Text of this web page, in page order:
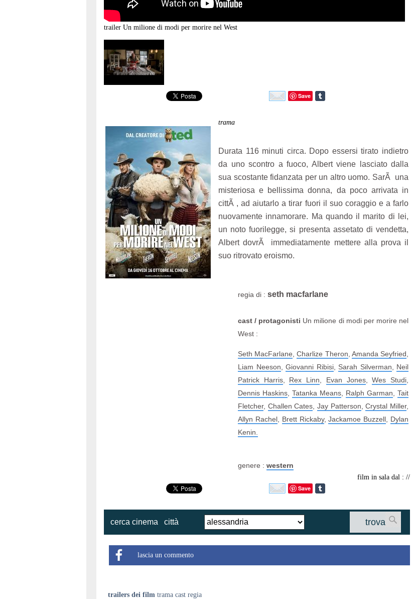
trailer Un milione di modi per morire nel West
Save
trama
Durata 116 minuti circa. Dopo essersi tirato indietro
da uno scontro a fuoco, Albert viene lasciato dalla
sua scostante fidanzata per un altro uomo. SarÃ una
misteriosa e bellissima donna, da poco arrivata in
cittÃ , ad aiutarlo a tirar fuori il suo coraggio e a farlo
nuovamente innamorare. Ma quando il marito di lei,
un noto fuorilegge, si presenta assetato di vendetta,
Albert dovrÃ immediatamente mettere alla prova il
suo ritrovato eroismo.
regia di : seth macfarlane
cast / protagonisti Un milione di modi per morire nel
West :
Seth MacFarlane ,Charlize Theron Amanda Seyfried
Liam Neeson
Giovanni Ribisi, Sarah Silverman
Neil
Patrick Harris, Rex Linn Evan Jones,Wes Studi
Dennis Haskins Tatanka Means Ralph Garman
Tait
Fletcher, Challen Cates ,Jay Patterson ,Crystal Miller,
Allyn Rachel, Brett Rickaby,Jackamoe Buzzell
Dylan
Kenin.
genere : western
film in sala dal : //
Save
cerca cinema città trova
lascia un commento
trailers dei film trama cast regia